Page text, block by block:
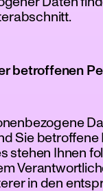
betroffenen
Sie betroffene
stehen Ihnen
in den